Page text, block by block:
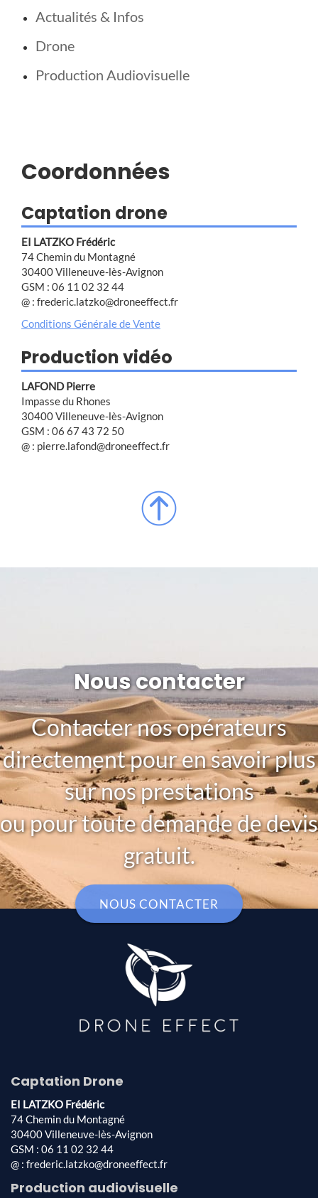
Actualités & Infos
Drone
Production Audiovisuelle
Coordonnées
Captation drone
EI LATZKO Frédéric
74 Chemin du Montagné
30400 Villeneuve-lès-Avignon
GSM : 06 11 02 32 44
@ : frederic.latzko@droneeffect.fr
Conditions Générale de Vente
Production vidéo
LAFOND Pierre
Impasse du Rhones
30400 Villeneuve-lès-Avignon
GSM : 06 67 43 72 50
@ : pierre.lafond@droneeffect.fr
Nous contacter
Contacter nos opérateurs
directement pour en savoir plus
sur nos prestations
ou pour toute demande de devis
gratuit.
NOUS CONTACTER
Captation Drone
EI LATZKO Frédéric
74 Chemin du Montagné
30400 Villeneuve-lès-Avignon
GSM : 06 11 02 32 44
@ : frederic.latzko@droneeffect.fr
Production audiovisuelle